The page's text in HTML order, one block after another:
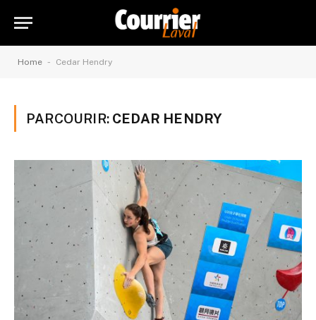
Home - Cedar Hendry
PARCOURIR: CEDAR HENDRY